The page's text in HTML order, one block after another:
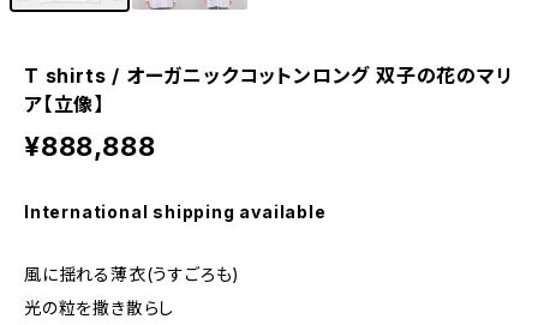
T shirts / オーガニックコットンロング 双子の花のマリ
ア【立像】
¥888,888
International shipping available
風に揺れる薄衣(うすごろも)
光の粒を撒き散らし